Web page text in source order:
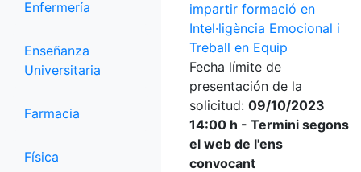
Enfermería
Enseñanza
Universitaria
Farmacia
Física
impartir formació en
Intel·ligència Emocional i
Treball en Equip
Fecha límite de
presentación de la
solicitud: 09/10/2023
14:00 h - Termini segons
el web de l'ens
convocant